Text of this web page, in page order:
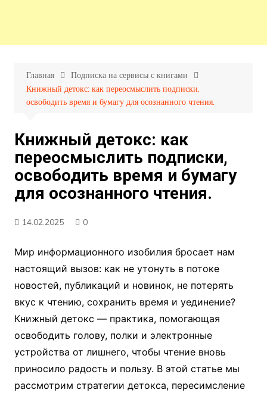
Главная
Подписка на сервисы с книгами
Книжный детокс: как переосмыслить подписки,
освободить время и бумагу для осознанного чтения.
Книжный детокс: как
переосмыслить подписки,
освободить время и бумагу
для осознанного чтения.
14.02.2025 0
Мир информационного изобилия бросает нам
настоящий вызов: как не утонуть в потоке
новостей, публикаций и новинок, не потерять
вкус к чтению, сохранить время и уединение?
Книжный детокс — практика, помогающая
освободить голову, полки и электронные
устройства от лишнего, чтобы чтение вновь
приносило радость и пользу. В этой статье мы
рассмотрим стратегии детокса, пересимсление